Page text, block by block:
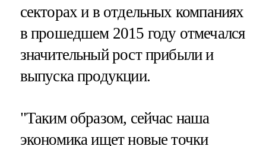
секторах и в отдельных компаниях
в прошедшем 2015 году отмечался
значительный рост прибыли и
выпуска продукции.
"Таким образом, сейчас наша
экономика ищет новые точки